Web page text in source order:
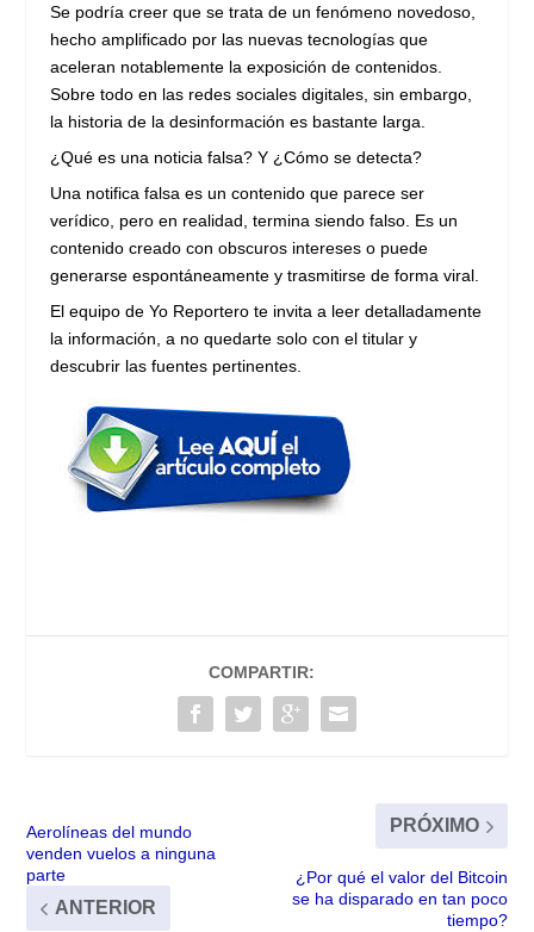
Se podría creer que se trata de un fenómeno novedoso,
hecho amplificado por las nuevas tecnologías que
aceleran notablemente la exposición de contenidos.
Sobre todo en las redes sociales digitales, sin embargo,
la historia de la desinformación es bastante larga.
¿Qué es una noticia falsa? Y ¿Cómo se detecta?
Una notifica falsa es un contenido que parece ser
verídico, pero en realidad, termina siendo falso. Es un
contenido creado con obscuros intereses o puede
generarse espontáneamente y trasmitirse de forma viral.
El equipo de Yo Reportero te invita a leer detalladamente
la información, a no quedarte solo con el titular y
descubrir las fuentes pertinentes.
COMPARTIR:
Aerolíneas del mundo
venden vuelos a ninguna
parte
ANTERIOR
PRÓXIMO
¿Por qué el valor del Bitcoin
se ha disparado en tan poco
tiempo?